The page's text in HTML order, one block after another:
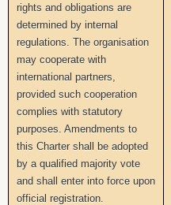
rights and obligations are
determined by internal
regulations. The organisation
may cooperate with
international partners,
provided such cooperation
complies with statutory
purposes. Amendments to
this Charter shall be adopted
by a qualified majority vote
and shall enter into force upon
official registration.